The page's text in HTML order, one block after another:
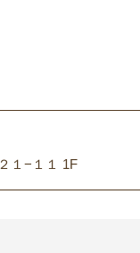
１−１１ 1F